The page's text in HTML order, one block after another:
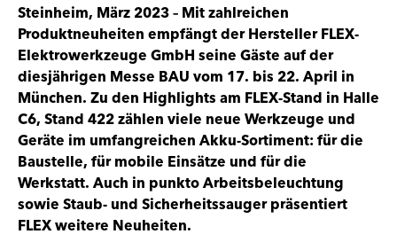
Steinheim, März 2023 – Mit zahlreichen
Produktneuheiten empfängt der Hersteller FLEX-
Elektrowerkzeuge GmbH seine Gäste auf der
diesjährigen Messe BAU vom 17. bis 22. April in
München. Zu den Highlights am FLEX-Stand in Halle
C6, Stand 422 zählen viele neue Werkzeuge und
Geräte im umfangreichen Akku-Sortiment: für die
Baustelle, für mobile Einsätze und für die
Werkstatt. Auch in punkto Arbeitsbeleuchtung
sowie Staub- und Sicherheitssauger präsentiert
FLEX weitere Neuheiten.